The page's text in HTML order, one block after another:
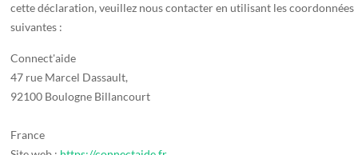
cette déclaration, veuillez nous contacter en utilisant les coordonnées
suivantes :
Connect'aide
47 rue Marcel Dassault,
92100 Boulogne Billancourt
France